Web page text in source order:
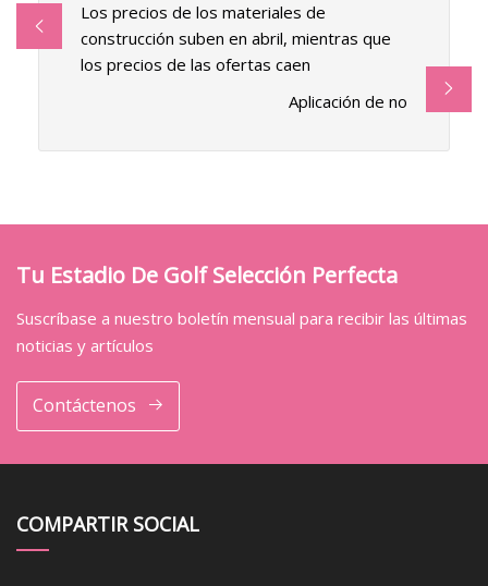
Los precios de los materiales de
construcción suben en abril, mientras que
los precios de las ofertas caen
Aplicación de no
Tu Estadio De Golf Selección Perfecta
Suscríbase a nuestro boletín mensual para recibir las últimas
noticias y artículos
Contáctenos
COMPARTIR SOCIAL